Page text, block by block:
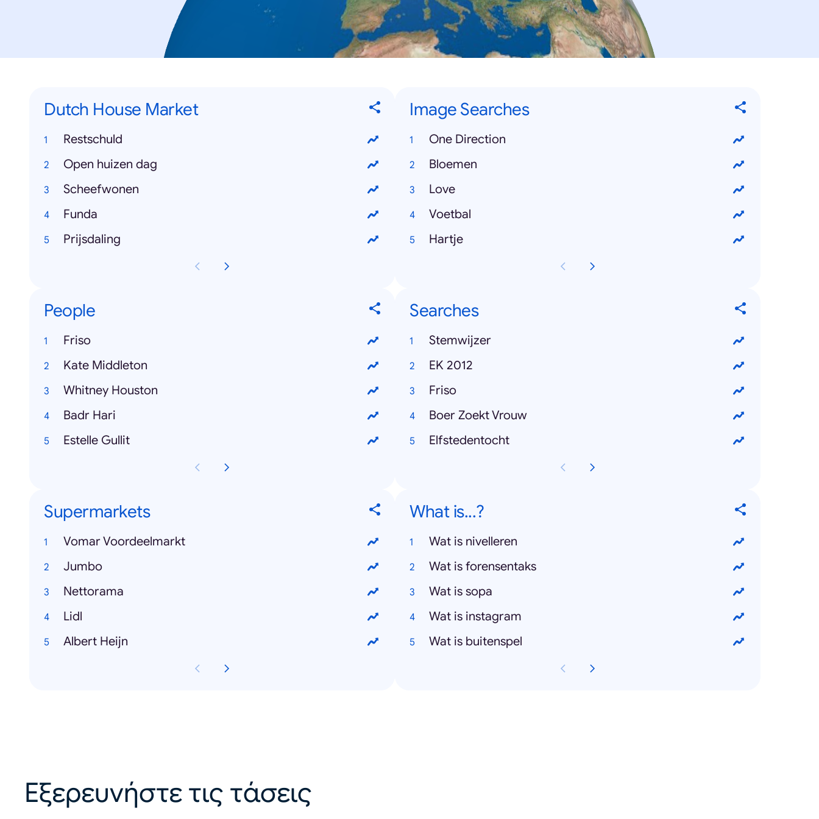
Dutch House Market
Restschuld
Open huizen dag
Scheefwonen
Funda
Prijsdaling
Image Searches
One Direction
Bloemen
Love
Voetbal
Hartje
People
Friso
Kate Middleton
Whitney Houston
Badr Hari
Estelle Gullit
Searches
Stemwijzer
EK 2012
Friso
Boer Zoekt Vrouw
Elfstedentocht
Supermarkets
Vomar Voordeelmarkt
Jumbo
Nettorama
Lidl
Albert Heijn
What is...?
Wat is nivelleren
Wat is forensentaks
Wat is sopa
Wat is instagram
Wat is buitenspel
Εξερευνήστε τις τάσεις